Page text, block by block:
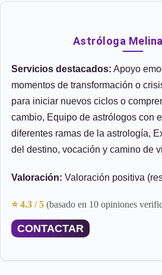
Astróloga
Servicios destacados: Apoyo
momentos de transformación o
para iniciar nuevos ciclos o
cambio, Equipo de astrólogos con
diferentes ramas de la astrología,
del destino, vocación y camino de
Valoración: Valoración positiva
⭐ 4.3 / 5 (basado en 10 opiniones
CONTACTAR